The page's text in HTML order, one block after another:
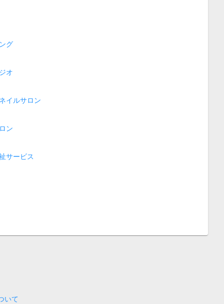
グ
オ
イルサロン
ン
サービス
いて